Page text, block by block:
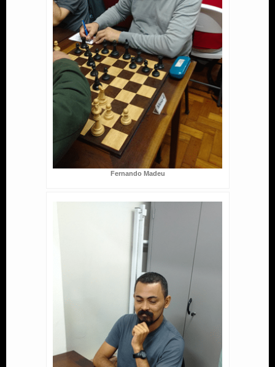
Fernando Madeu